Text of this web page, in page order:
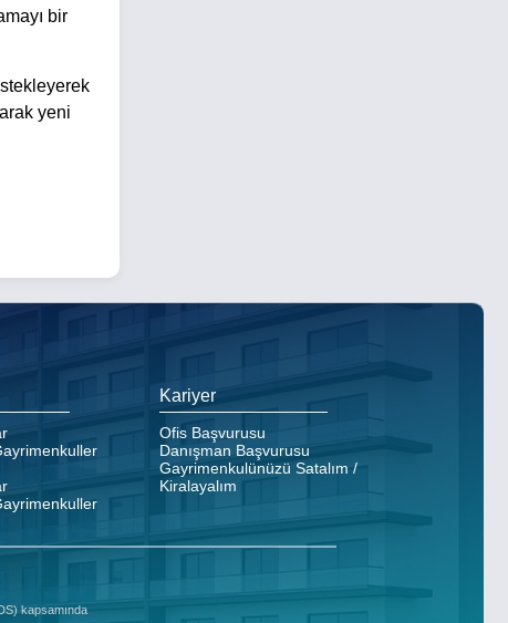
bir
yeni
Kariyer
Ofis Başvurusu
Danışman Başvurusu
Gayrimenkulünüzü Satalım /
Kiralayalım
kapsamında